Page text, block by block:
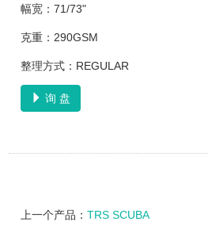
幅宽：71/73"
克重：290GSM
整理方式：REGULAR
询 盘
上一个产品：TRS SCUBA